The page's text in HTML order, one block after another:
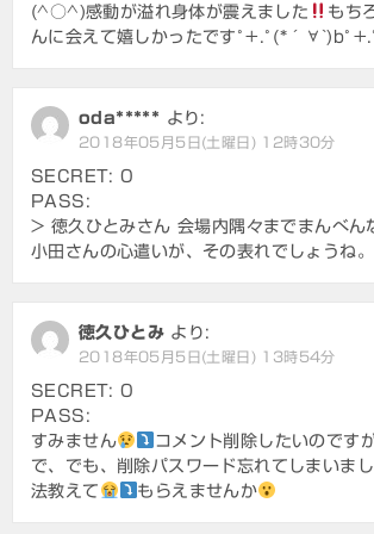
(^○^)感動が溢れ身体が震えました
もち
んに会えて嬉しかったですﾟ+.ﾟ(*´∀`)bﾟ+.
oda***** より:
2018年05月5日(土曜日) 12時30分
SECRET: 0
PASS:
> 徳久ひとみさん 会場内隅々までまんべん
小田さんの心遣いが、その表れでしょうね。
徳久ひとみ より:
2018年05月5日(土曜日) 13時54分
SECRET: 0
PASS:
すみません
コメント削除したいのです
で、でも、削除パスワード忘れてしまいま
法教えて
もらえませんか